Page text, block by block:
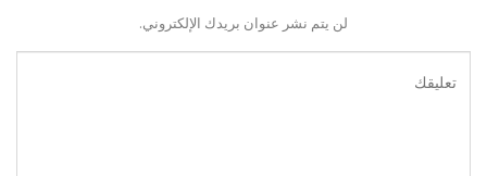
لن يتم نشر عنوان بريدك الإلكتروني.